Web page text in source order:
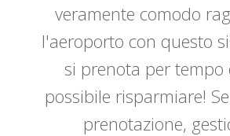
veramente comodo
l'aeroporto con questo
si prenota per tempo
possibile risparmiare!
prenotazione,